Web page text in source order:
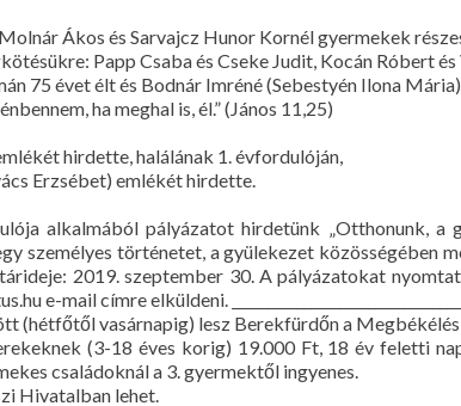
Ákos és Sarvajcz Hunor Kornél gyermekek
Papp Csaba és Cseke Judit, Kocán Róbert
75 évet élt és Bodnár Imréné (Sebestyén Ilona
ha meghal is, él.” (János 11,25)
hirdette, halálának 1. évfordulóján,
Erzsébet) emlékét hirdette.
alkalmából pályázatot hirdetünk „Otthonunk, a
személyes történetet, a gyülekezet közösségében
2019. szeptember 30. A pályázatokat
címre elküldeni.
(hétfőtől vasárnapig) lesz Berekfürdőn a
(3-18 éves korig) 19.000 Ft, 18 év feletti
családoknál a 3. gyermektől ingyenes.
Hivatalban lehet.